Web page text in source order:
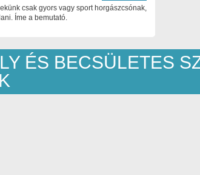
csak gyors vagy sport horgászcsónak,
Íme a bemutató.
ÉS BECSÜLETES